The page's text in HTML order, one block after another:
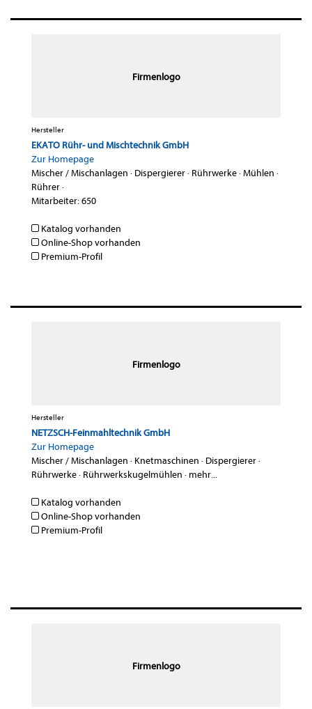
Firmenlogo
Hersteller
EKATO Rühr- und Mischtechnik GmbH
Zur Homepage
Mischer / Mischanlagen · Dispergierer· Rührwerke·Mühlen ·
Rührer·
Mitarbeiter: 650
Katalog vorhanden
Online-Shop vorhanden
Premium-Profil
Firmenlogo
Hersteller
NETZSCH-Feinmahltechnik GmbH
Zur Homepage
Mischer / Mischanlagen · Knetmaschinen · Dispergierer·
Rührwerke· Rührwerkskugelmühlen · mehr...
Katalog vorhanden
Online-Shop vorhanden
Premium-Profil
Firmenlogo